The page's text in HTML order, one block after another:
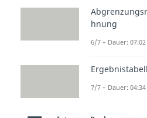
Bei der
nachdem
wurden, also
Über diese
hnung
6/7 – Dauer: 07:02
7/7 – Dauer: 04:34